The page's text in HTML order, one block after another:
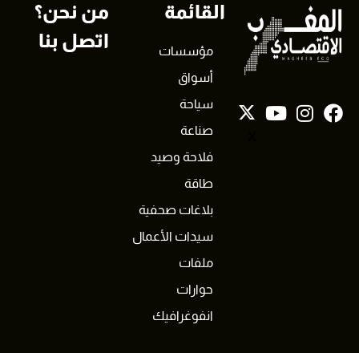
القائمة
مؤسسات
أسواق
سياحة
صناعة
فلاحة وصيد
طاقة
بلاغات صحفية
سيدات الأعمال
ملفات
حوارات
انفوغرافيك
من نحن؟
اتصل بنا